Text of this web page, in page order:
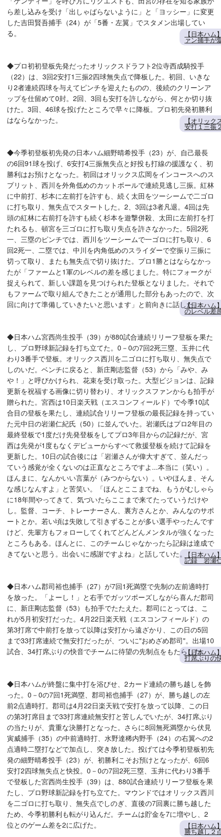
ら差し込みを受け「出しゃばらないように」と「ヨッシー」に変更
した吉田賢吾捕手（24）が「5番・左翼」でスタメン出場してい
る。
【日本ハ
ァン捕手が
◆プロ初初登板先発だったオリックスドラフト2位寺西成騎投手
（22）は、3回2安打1三振2四球無失点で降板した。初回、いきな
り2者連続四球を与えてピンチを迎えたものの、後続のクリーンア
ップを仕留めて0封。2回、3回も安打を許しながら、何とか切り抜
けた。3回、46球を投げたところで早々に降板。プロ初先発初勝利
はならなかった。
【オリッ
安打１三振
◆今季初登板初先発の日本ハム細野晴希投手（23）が、自己最長
の6回91球を投げ、6安打4三振無失点と好投も打線の援護なく、初
勝利はお預けとなった。初回はオリックス広岡をインコースへのス
プリット、西川を外角低めのカットボールで連続見逃し三振。紅林
に中前打、杉本に左前打を許すも、続く太田をツーシームで二ゴロ
に打ち取り、無失点でスタートした。2、3回は3者凡退。4回は先
頭の紅林に右前打を許すも続く杉本を遊撃併殺、太田に左前打を打
たれるも、頓宮を三ゴロに打ち取り失点を許さなかった。5回2死
一、三塁のピンチでは、西川をツーシームで一ゴロに打ち取り、6
回2死一、二塁では、中川を内角低めのスライダーで空振り三振に
切って取り、またも無失点で切り抜けた。プロ1勝とはならなかっ
たが「ファームと1軍のレベルの差を感じました。特にフォークが
捉えられて、新しい課題を見つけられた登板となりました。それで
もファームで取り組んできたことが通用した部分もあったので、次
回に向けて準備していきたいと思います」と前向きに話した。【日本ハム
のレベル差
◆日本ハム宮西尚生投手（39）が880試合連続リリーフ登板を果た
し、プロ野球新記録を打ち立てた。0－0の7回2死三塁、玉井に代
わり3番手で登板。オリックス西川を二ゴロに打ち取り、無失点で
しのいだ。ベンチに戻ると、新庄剛志監督（53）から「みや、み
や！」と呼びかけられ、花束を受け取った。大型ビジョンは、記録
更新を祝福する画像に切り替わり、オリックスファンからも拍手が
贈られた。宮西は10日楽天戦（エスコンフィールド）で今季10試
合目の登板を果たし、連続試合リリーフ登板の最長記録を持ってい
た元中日の岩瀬仁紀氏（50）に並んでいた。岩瀬氏はプロ2年目の
最終登板で1度だけ先発登板をしてプロ3年目からの記録だが、宮
西は先発が1度もなくデビューからすべて救援登板を続けて記録を
更新した。10日の試合後には「岩瀬さんが偉大すぎて、並んだっ
ていう感覚が全くないのは正直なところですよ...本当に（笑い）。
ほんまに、なんかいい言葉が（みつからない）。いやほんま、そん
な感じなんすよ」と苦笑い。「ほんとここまでね、もうがむしゃら
に18年間やってきて、気づいたらここまで来てたっていうだけや
し。監督、コーチ、トレーナーさん、裏方さんとか、みんなのサポ
ートとか。若い頃は失敗して引きずることが多い選手やったんです
けど、先輩方もフォローしてくれてどんどんメンタルが強くなった
ところもある。ほんとに、このチームじゃなかったら記録は達成で
きてないと思う。出会いに感謝ですよね」と話していた。
【日本ハ
記録 岩瀬
◆日本ハム郡司裕也捕手（27）が7回1死満塁で先制の左前適時打
を放った。「よーし！」と右手でガッツポーズしながら喜んだ郡司
に、新庄剛志監督（53）も拍手でたたえた。郡司にとっては、こ
れが5月初安打だった。4月22日楽天戦（エスコンフィールド）の
第3打席で中前打を放って以降は安打から遠ざかり、この日の5回
まで33打席連続で無安打だったが、ついに"おめざめ郡司"。出場10
試合、34打席ぶりの快音でチームに待望の先制点をもたらした。
【日本ハム
打席ぶりの
◆日本ハムが終盤に集中打を浴びせ、2カード連続の勝ち越しを飾
った。0－0の7回1死満塁、郡司裕也捕手（27）が、勝ち越しの左
前2点適時打。郡司は4月22日楽天戦で安打を放って以降、この日
の第3打席目まで33打席連続無安打と苦しんでいたが、34打席ぶり
の当たりが、貴重な決勝打となった。さらに8回無死満塁から伏見
寅威捕手（35）の中前適時打、水野達稀内野手（24）の右翼への2
点適時二塁打などで加点し、突き放した。投げては今季初登板初先
発の細野晴希投手（23）が、初勝利こそお預けとなったが、6回6
安打2四球無失点と快投。0－0の7回2死三塁、玉井に代わり3番手
で登板した宮西尚生投手（39）は、880試合連続リリーフ登板を果
たし、プロ野球新記録を打ち立てた。マウンドではオリックス西川
を二ゴロに打ち取り、無失点でしのぎ、直後の7回裏に勝ち越した
ため、今季初勝利も転がり込んだ。チームは貯金を7に増やし、2
位とのゲーム差を2に広げた。
【日本ハ
勝ち越し２